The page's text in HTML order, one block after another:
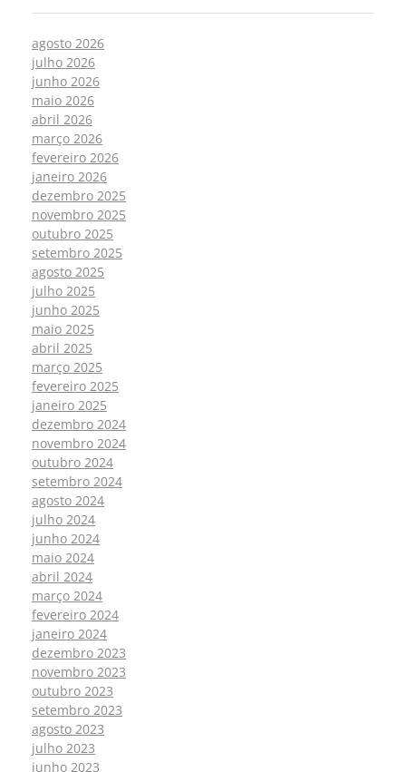
agosto 2026
julho 2026
junho 2026
maio 2026
abril 2026
março 2026
fevereiro 2026
janeiro 2026
dezembro 2025
novembro 2025
outubro 2025
setembro 2025
agosto 2025
julho 2025
junho 2025
maio 2025
abril 2025
março 2025
fevereiro 2025
janeiro 2025
dezembro 2024
novembro 2024
outubro 2024
setembro 2024
agosto 2024
julho 2024
junho 2024
maio 2024
abril 2024
março 2024
fevereiro 2024
janeiro 2024
dezembro 2023
novembro 2023
outubro 2023
setembro 2023
agosto 2023
julho 2023
junho 2023